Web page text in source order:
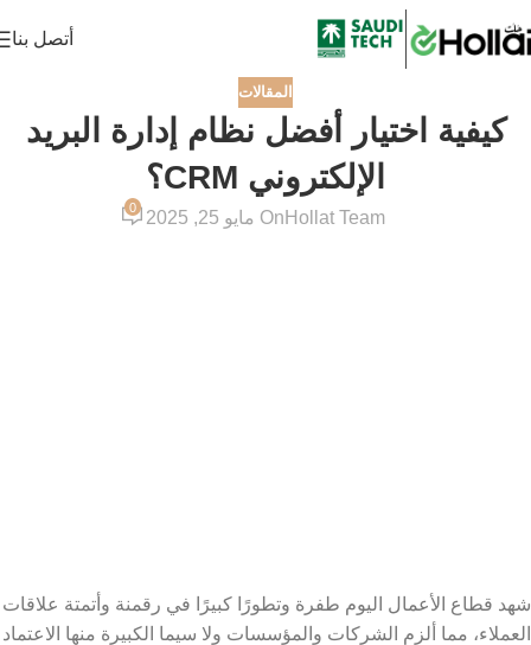
أتصل بنا
المقالات
كيفية اختيار أفضل نظام إدارة البريد
الإلكتروني CRM؟
Hollat Team On مايو 25, 2025
0
شهد قطاع الأعمال اليوم طفرة وتطورًا كبيرًا في رقمنة وأتمتة علاقات
العملاء، مما ألزم الشركات والمؤسسات ولا سيما الكبيرة منها الاعتماد